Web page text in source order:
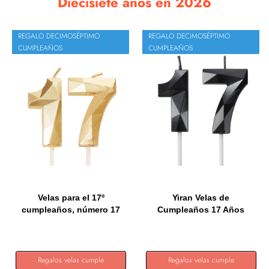
REGALO DECIMOSÉPTIMO
CUMPLEAÑOS
Velas para el 17º
cumpleaños, número 17
Regalos velas cumple
REGALO DECIMOSÉPTIMO
CUMPLEAÑOS
Yiran Velas de
Cumpleaños 17 Años
Regalos velas cumple